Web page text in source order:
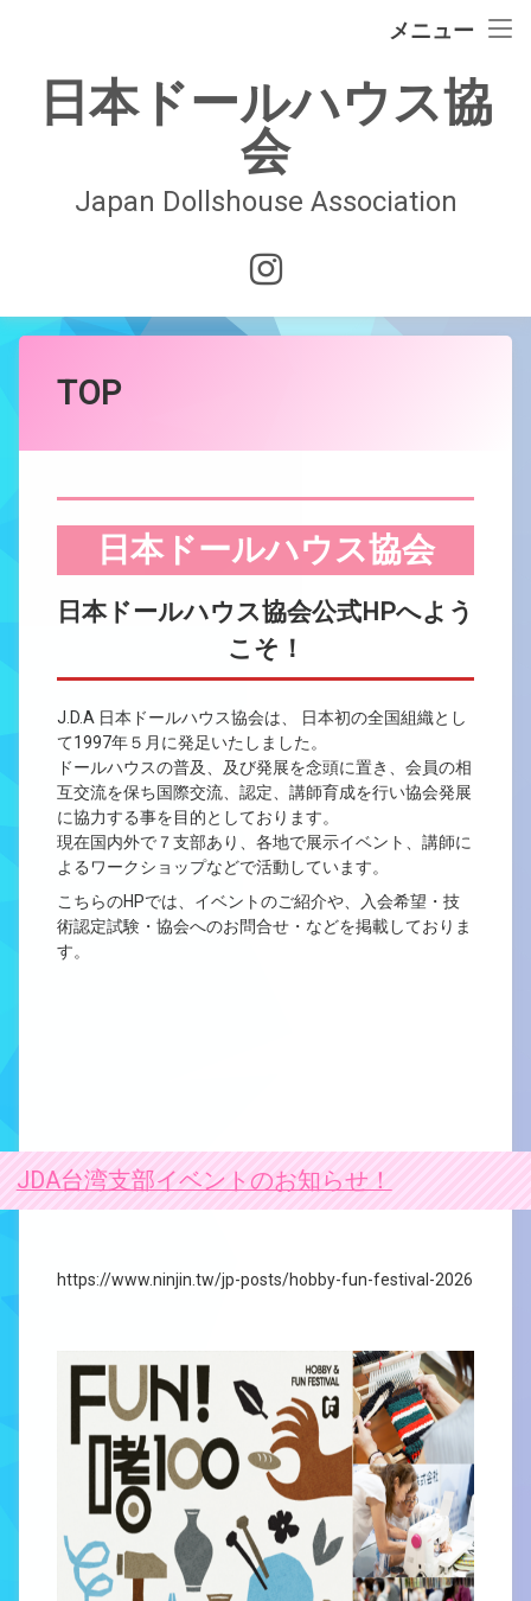
メニュー
ドールハウスの歴史
入会案内
お問合せ
日本ドールハウス協
会
Japan Dollshouse Association
Instagram
TOP
日本ドールハウス協会
日本ドールハウス協会公式HPへよう
こそ！
J.D.A 日本ドールハウス協会は、 日本初の全国組織とし
て1997年５月に発足いたしました。
ドールハウスの普及、及び発展を念頭に置き、会員の相
互交流を保ち国際交流、認定、講師育成を行い協会発展
に協力する事を目的としております。
現在国内外で７支部あり、各地で展示イベント、講師に
よるワークショップなどで活動しています。
こちらのHPでは、イベントのご紹介や、入会希望・技
術認定試験・協会へのお問合せ・などを掲載しておりま
す。
JDA台湾支部イベントのお知らせ！
https://www.ninjin.tw/jp-posts/hobby-fun-festival-2026